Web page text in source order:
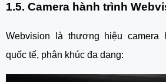
1.5. Camera hành trình
Webvision là thương hiệu camera
quốc tế, phân khúc đa dạng: